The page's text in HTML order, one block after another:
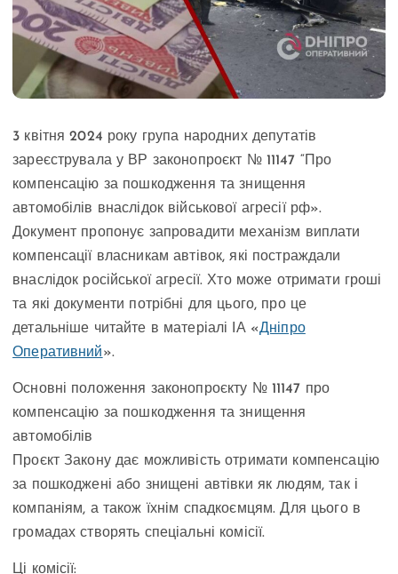
3 квітня 2024 року група народних депутатів
зареєструвала у ВР законопроєкт № 11147 “Про
компенсацію за пошкодження та знищення
автомобілів внаслідок військової агресії рф».
Документ пропонує запровадити механізм виплати
компенсації власникам автівок, які постраждали
внаслідок російської агресії. Хто може отримати гроші
та які документи потрібні для цього, про це
детальніше читайте в матеріалі ІА «Дніпро
Оперативний».
Основні положення законопроєкту № 11147 про
компенсацію за пошкодження та знищення
автомобілів
Проєкт Закону дає можливість отримати компенсацію
за пошкоджені або знищені автівки як людям, так і
компаніям, а також їхнім спадкоємцям. Для цього в
громадах створять спеціальні комісії.
Ці комісії: